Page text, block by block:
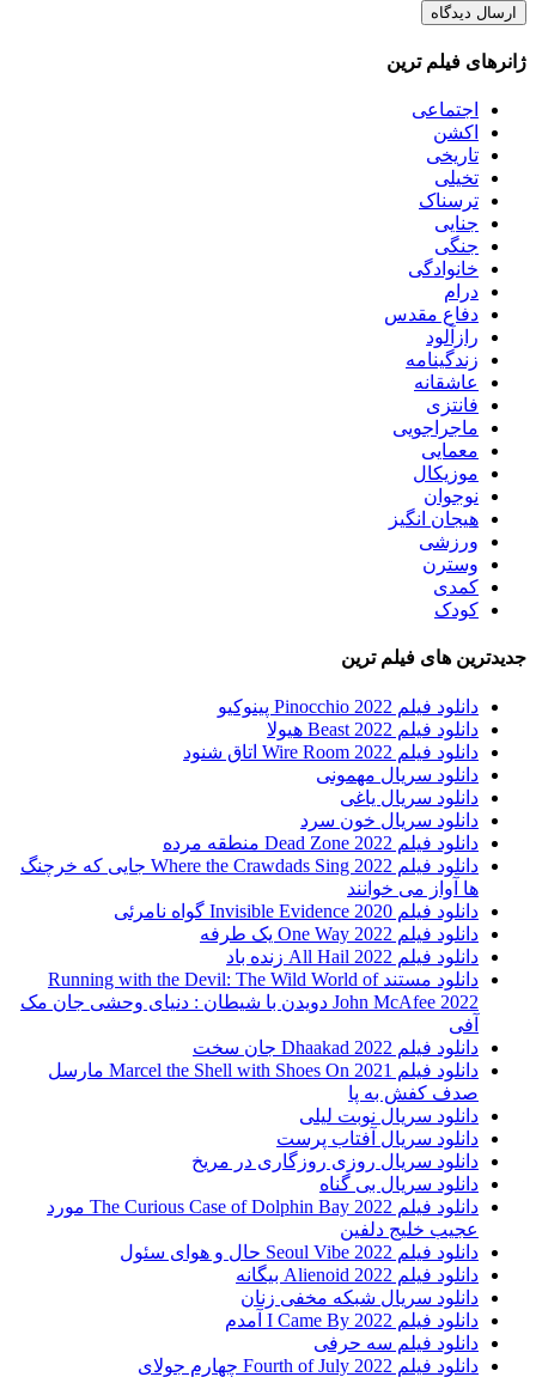
ژانرهای فیلم ترین
اجتماعی
اکشن
تاریخی
تخیلی
ترسناک
جنایی
جنگی
خانوادگی
درام
دفاع مقدس
رازآلود
زندگینامه
عاشقانه
فانتزی
ماجراجویی
معمایی
موزیکال
نوجوان
هیجان انگیز
ورزشی
وسترن
کمدی
کودک
جدیدترین های فیلم ترین
دانلود فیلم Pinocchio 2022 پینوکیو
دانلود فیلم Beast 2022 هیولا
دانلود فیلم Wire Room 2022 اتاق شنود
دانلود سریال مهمونی
دانلود سریال یاغی
دانلود سریال خون سرد
دانلود فیلم 2022 Dead Zone منطقه مرده
دانلود فیلم Where the Crawdads Sing 2022 جایی که خرچنگ
ها آواز می خوانند
دانلود فیلم 2020 Invisible Evidence گواه نامرئی
دانلود فیلم One Way 2022 یک طرفه
دانلود فیلم All Hail 2022 زنده باد
دانلود مستند Running with the Devil: The Wild World of
John McAfee 2022 دویدن با شیطان : دنیای وحشی جان مک
آفی
دانلود فیلم Dhaakad 2022 جان سخت
دانلود فیلم Marcel the Shell with Shoes On 2021 مارسل
صدف کفش به پا
دانلود سریال نوبت لیلی
دانلود سریال آفتاب پرست
دانلود سریال روزی روزگاری در مریخ
دانلود سریال بی گناه
دانلود فیلم The Curious Case of Dolphin Bay 2022 مورد
عجیب خلیج دلفین
دانلود فیلم Seoul Vibe 2022 حال و هوای سئول
دانلود فیلم Alienoid 2022 بیگانه
دانلود سریال شبکه مخفی زنان
دانلود فیلم I Came By 2022 آمدم
دانلود فیلم سه حرفی
دانلود فیلم Fourth of July 2022 چهارم جولای